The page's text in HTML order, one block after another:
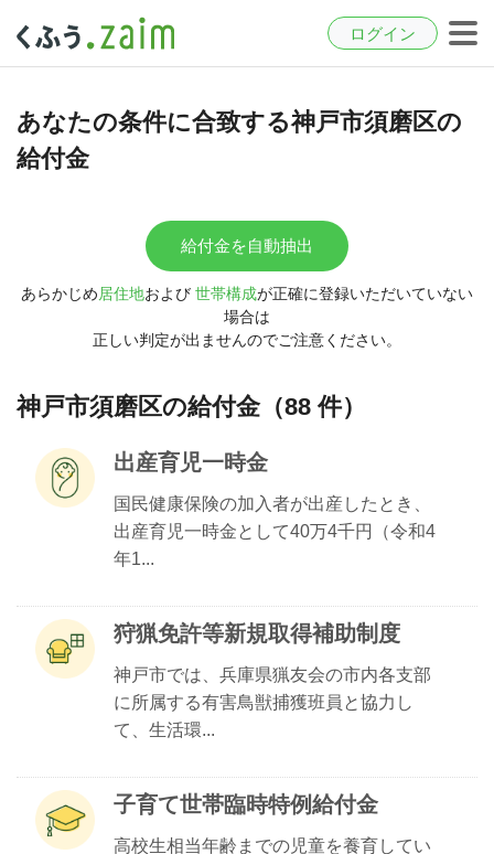
ログイン
あなたの条件に合致する神戸市須磨区の
給付金
給付金を自動抽出
あらかじめ居住地および 世帯構成が正確に登録いただいていない
場合は
正しい判定が出ませんのでご注意ください。
神戸市須磨区の給付金（88 件）
出産育児一時金
国民健康保険の加入者が出産したとき、
出産育児一時金として40万4千円（令和4
年1...
狩猟免許等新規取得補助制度
神戸市では、兵庫県猟友会の市内各支部
に所属する有害鳥獣捕獲班員と協力し
て、生活環...
子育て世帯臨時特例給付金
高校生相当年齢までの児童を養育してい